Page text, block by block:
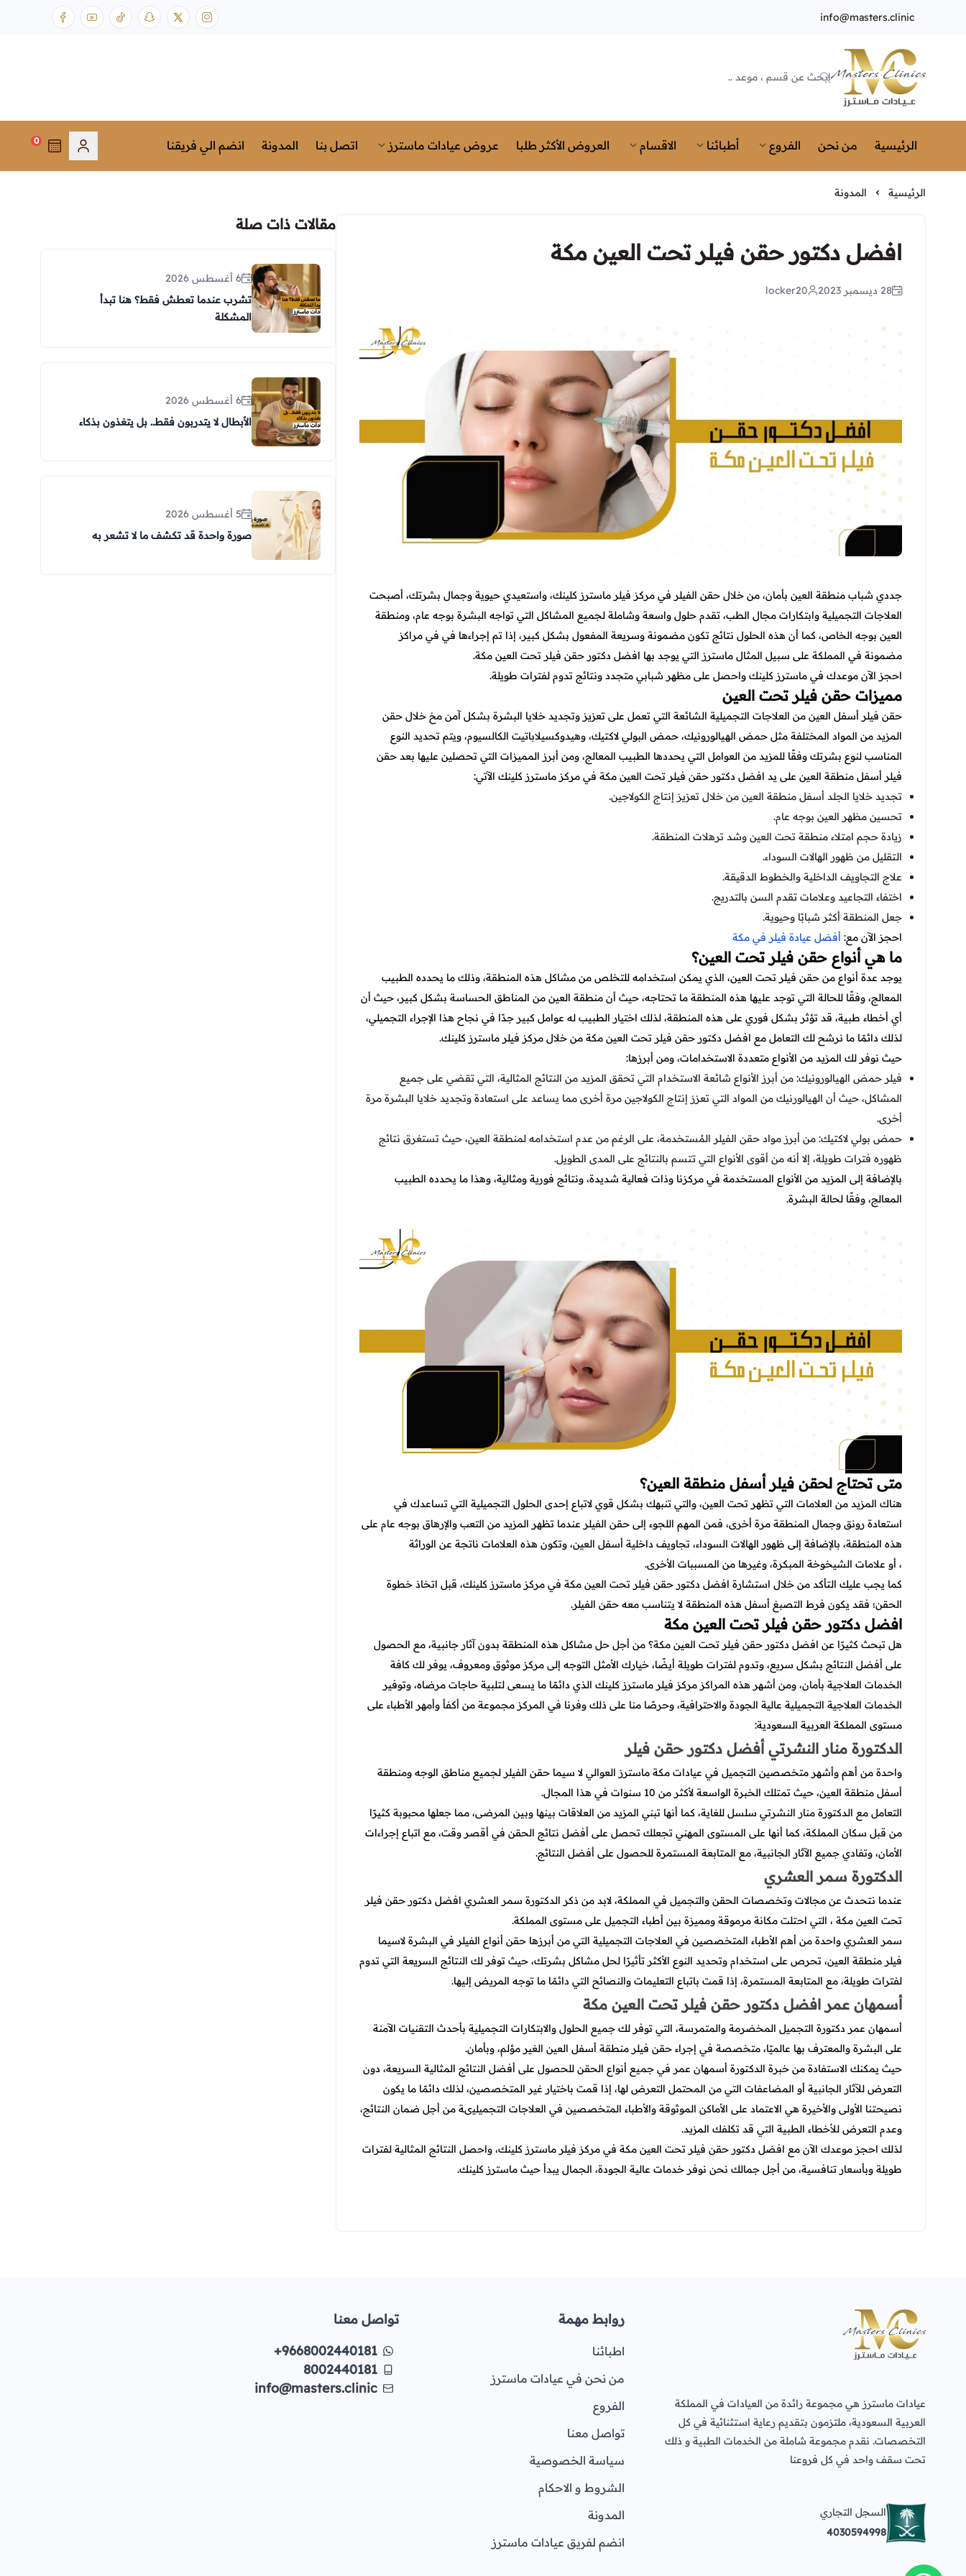
info@masters.clinic
Masters Clinics
الرئيسية من نحن الفروع أطبائنا الاقسام العروض الأكثر طلبا عروض عيادات ماسترز اتصل بنا المدونة انضم الي فريقنا 0
الرئيسية المدونة
افضل دكتور حقن فيلر تحت العين مكة
28 ديسمبر 2023 locker20
جددي شباب منطقة العين بأمان، من خلال حقن الفيلر في مركز فيلر ماسترز كلينك، واستعيدي حيوية وجمال بشرتك، أصبحت
العلاجات التجميلية وابتكارات مجال الطب، تقدم حلول واسعة وشاملة لجميع المشاكل التي تواجه البشرة بوجه عام، ومنطقة
العين بوجه الخاص، كما أن هذه الحلول نتائج تكون مضمونة وسريعة المفعول بشكل كبير، إذا تم إجراءها في في مراكز
مضمونة في المملكة على سبيل المثال ماسترز التي يوجد بها افضل دكتور حقن فيلر تحت العين مكة.
احجز الآن موعدك في ماسترز كلينك واحصل على مظهر شبابي متجدد ونتائج تدوم لفترات طويلة.
مميزات حقن فيلر تحت العين
حقن فيلر أسفل العين من العلاجات التجميلية الشائعة التي تعمل على تعزيز وتجديد خلايا البشرة بشكل آمن مخ خلال حقن
المزيد من المواد المختلفة مثل حمض الهيالورونيك، حمض البولي لاكتيك، وهيدوكسيلاباتيت الكالسيوم، ويتم تحديد النوع
المناسب لنوع بشرتك وفقًا للمزيد من العوامل التي يحددها الطبيب المعالج، ومن أبرز المميزات التي تحصلين عليها بعد حقن
فيلر أسفل منطقة العين على يد افضل دكتور حقن فيلر تحت العين مكة في مركز ماسترز كلينك الآتي:
تجديد خلايا الجلد أسفل منطقة العين من خلال تعزيز إنتاج الكولاجين.
تحسين مظهر العين بوجه عام.
زيادة حجم امتلاء منطقة تحت العين وشد ترهلات المنطقة.
التقليل من ظهور الهالات السوداء.
علاج التجاويف الداخلية والخطوط الدقيقة.
اختفاء التجاعيد وعلامات تقدم السن بالتدريج.
جعل المنطقة أكثر شبابًا وحيوية.
احجز الآن مع: أفضل عيادة فيلر في مكة
ما هي أنواع حقن فيلر تحت العين؟
يوجد عدة أنواع من حقن فيلر تحت العين، الذي يمكن استخدامه للتخلص من مشاكل هذه المنطقة، وذلك ما يحدده الطبيب
المعالج، وفقًا للحالة التي توجد عليها هذه المنطقة ما تحتاجه، حيث أن منطقة العين من المناطق الحساسة بشكل كبير، حيث أن
أي أخطاء طبية، قد تؤثر بشكل فوري على هذه المنطقة، لذلك اختيار الطبيب له عوامل كبير جدًا في نجاح هذا الإجراء التجميلي،
لذلك دائمًا ما نرشح لك التعامل مع افضل دكتور حقن فيلر تحت العين مكة من خلال مركز فيلر ماسترز كلينك.
حيث نوفر لك المزيد من الأنواع متعددة الاستخدامات، ومن أبرزها:
فيلر حمض الهيالورونيك: من أبرز الأنواع شائعة الاستخدام التي تحقق المزيد من النتائج المثالية، التي تقضي على جميع
المشاكل، حيث أن الهيالورنيك من المواد التي تعزز إنتاج الكولاجين مرة أخرى مما يساعد على استعادة وتجديد خلايا البشرة مرة
أخرى.
حمض بولي لاكتيك: من أبرز مواد حقن الفيلر المُستخدمة، على الرغم من عدم استخدامه لمنطقة العين، حيث تستغرق نتائج
ظهوره فترات طويلة، إلا أنه من أقوى الأنواع التي تتسم بالنتائج على المدى الطويل.
بالإضافة إلى المزيد من الأنواع المستخدمة في مركزنا وذات فعالية شديدة، ونتائج فورية ومثالية، وهذا ما يحدده الطبيب
المعالج، وفقًا لحالة البشرة.
متى تحتاج لحقن فيلر أسفل منطقة العين؟
هناك المزيد من العلامات التي تظهر تحت العين، والتي تنبهك بشكل قوي لاتباع إحدى الحلول التجميلية التي تساعدك في
استعادة رونق وجمال المنطقة مرة أخرى، فمن المهم اللجوء إلى حقن الفيلر عندما تظهر المزيد من التعب والإرهاق بوجه عام على
هذه المنطقة، بالإضافة إلى ظهور الهالات السوداء، تجاويف داخلية أسفل العين، وتكون هذه العلامات ناتجة عن الوراثة
، أو علامات الشيخوخة المبكرة، وغيرها من المسببات الأخرى.
كما يجب عليك التأكد من خلال استشارة افضل دكتور حقن فيلر تحت العين مكة في مركز ماسترز كلينك، قبل اتخاذ خطوة
الحقن؛ فقد يكون فرط التصبغ أسفل هذه المنطقة لا يتناسب معه حقن الفيلر.
افضل دكتور حقن فيلر تحت العين مكة
هل تبحث كثيرًا عن افضل دكتور حقن فيلر تحت العين مكة؟ من أجل حل مشاكل هذه المنطقة بدون آثار جانبية، مع الحصول
على أفضل النتائج بشكل سريع، وتدوم لفترات طويلة أيضًا، خيارك الأمثل التوجه إلى مركز موثوق ومعروف، يوفر لك كافة
الخدمات العلاجية بأمان، ومن أشهر هذه المراكز مركز فيلر ماسترز كلينك الذي دائمًا ما يسعى لتلبية حاجات مرضاه، وتوفير
الخدمات العلاجية التجميلية عالية الجودة والاحترافية، وحرصًا منا على ذلك وفرنا في المركز مجموعة من أكفأ وأمهر الأطباء على
مستوى المملكة العربية السعودية:
الدكتورة منار النشرتي أفضل دكتور حقن فيلر
واحدة من أهم وأشهر متخصصين التجميل في عيادات مكة ماسترز العوالي لا سيما حقن الفيلر لجميع مناطق الوجه ومنطقة
أسفل منطقة العين، حيث تمتلك الخبرة الواسعة لأكثر من 10 سنوات في هذا المجال.
التعامل مع الدكتورة منار النشرتي سلسل للغاية، كما أنها تبني المزيد من العلاقات بينها وبين المرضى، مما جعلها محبوبة كثيرًا
من قبل سكان المملكة، كما أنها على المستوى المهني تجعلك تحصل على أفضل نتائج الحقن في أقصر وقت، مع اتباع إجراءات
الأمان، وتفادي جميع الآثار الجانبية، مع المتابعة المستمرة للحصول على أفضل النتائج.
الدكتورة سمر العشري
عندما نتحدث عن مجالات وتخصصات الحقن والتجميل في المملكة، لابد من ذكر الدكتورة سمر العشري افضل دكتور حقن فيلر
تحت العين مكة ، التي احتلت مكانة مرموقة ومميزة بين أطباء التجميل على مستوى المملكة.
سمر العشري واحدة من أهم الأطباء المتخصصين في العلاجات التجميلية التي من أبرزها حقن أنواع الفيلر في البشرة لاسيما
فيلر منطقة العين، تحرص على استخدام وتحديد النوع الأكثر تأثيرًا لحل مشاكل بشرتك، حيث توفر لك النتائج السريعة التي تدوم
لفترات طويلة، مع المتابعة المستمرة، إذا قمت باتباع التعليمات والنصائح التي دائمًا ما توجه المريض إليها.
أسمهان عمر افضل دكتور حقن فيلر تحت العين مكة
أسمهان عمر دكتورة التجميل المخضرمة والمتمرسة، التي توفر لك جميع الحلول والابتكارات التجميلية بأحدث التقنيات الآمنة
على البشرة والمعترف بها عالميًا، متخصصة في إجراء حقن فيلر منطقة أسفل العين الغير مؤلم، وبأمان.
حيث يمكنك الاستفادة من خبرة الدكتورة أسمهان عمر في جميع أنواع الحقن للحصول على أفضل النتائج المثالية السريعة، دون
التعرض للآثار الجانبية أو المضاعفات التي من المحتمل التعرض لها، إذا قمت باختيار غير المتخصصين، لذلك دائمًا ما يكون
نصيحتنا الأولى والأخيرة هي الاعتماد على الأماكن الموثوقة والأطباء المتخصصين في العلاجات التجميليىة من أجل ضمان النتائج،
وعدم التعرض للأخطاء الطبية التي قد تكلفك المزيد.
لذلك احجز موعدك الآن مع افضل دكتور حقن فيلر تحت العين مكة في مركز فيلر ماسترز كلينك، واحصل النتائج المثالية لفترات
طويلة وبأسعار تنافسية، من أجل جمالك نحن نوفر خدمات عالية الجودة، الجمال يبدأ حيث ماسترز كلينك.
مقالات ذات صلة
6 أغسطس 2026
تشرب عندما تعطش فقط؟ هنا تبدأ
المشكلة
6 أغسطس 2026
الأبطال لا يتدربون فقط.. بل يتغذون بذكاء
5 أغسطس 2026
صورة واحدة قد تكشف ما لا تشعر به
عيادات ماسترز هي مجموعة رائدة من العيادات في المملكة
العربية السعودية، ملتزمون بتقديم رعاية استثنائية في كل
التخصصات. نقدم مجموعة شاملة من الخدمات الطبية و ذلك
تحت سقف واحد في كل فروعنا
السجل التجاري
4030594998
روابط مهمة
اطبائنا
من نحن في عيادات ماسترز
الفروع
تواصل معنا
سياسة الخصوصية
الشروط و الاحكام
المدونة
انضم لفريق عيادات ماسترز
تواصل معنا
+9668002440181
8002440181
info@masters.clinic